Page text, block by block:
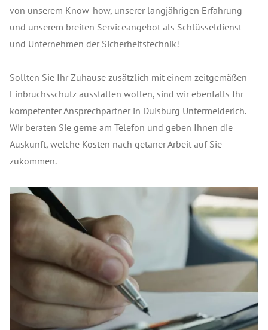
von unserem Know-how, unserer langjährigen Erfahrung
und unserem breiten Serviceangebot als Schlüsseldienst
und Unternehmen der Sicherheitstechnik!
Sollten Sie Ihr Zuhause zusätzlich mit einem zeitgemäßen
Einbruchsschutz ausstatten wollen, sind wir ebenfalls Ihr
kompetenter Ansprechpartner in Duisburg Untermeiderich.
Wir beraten Sie gerne am Telefon und geben Ihnen die
Auskunft, welche Kosten nach getaner Arbeit auf Sie
zukommen.